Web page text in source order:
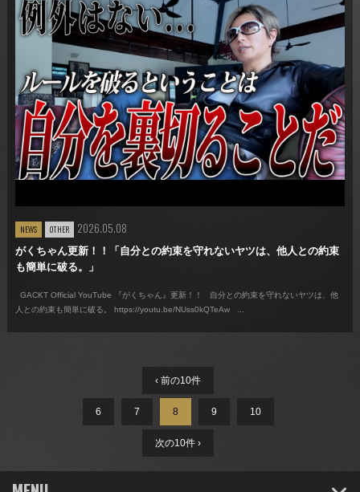
NEWS OTHER 2026.05.08
がくちゃん更新！！「自分との約束を守れないヤツは、他人との約束
も簡単に破る。」
GACKT Official YouTube 『がくちゃん』更新！！ 自分との約束を守れないヤツは、他
人との約束も簡単に破る。 https://youtu.be/NUss0kQTeAw ...
‹ 前の10件
6 7 8 9 10
次の10件 ›